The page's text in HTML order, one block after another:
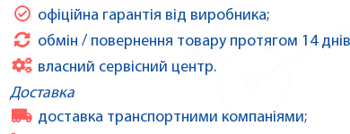
офіційна гарантія від виробника;
обмін / повернення товару протягом 14
власний сервісний центр.
Доставка
доставка транспортними компаніями;